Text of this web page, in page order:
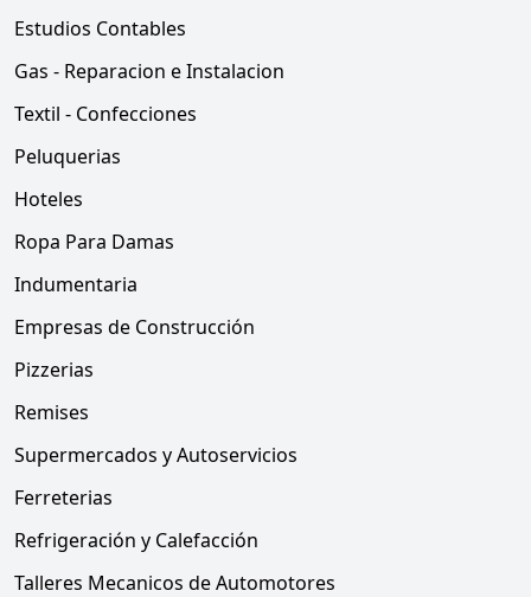
Estudios Contables
Gas - Reparacion e Instalacion
Textil - Confecciones
Peluquerias
Hoteles
Ropa Para Damas
Indumentaria
Empresas de Construcción
Pizzerias
Remises
Supermercados y Autoservicios
Ferreterias
Refrigeración y Calefacción
Talleres Mecanicos de Automotores